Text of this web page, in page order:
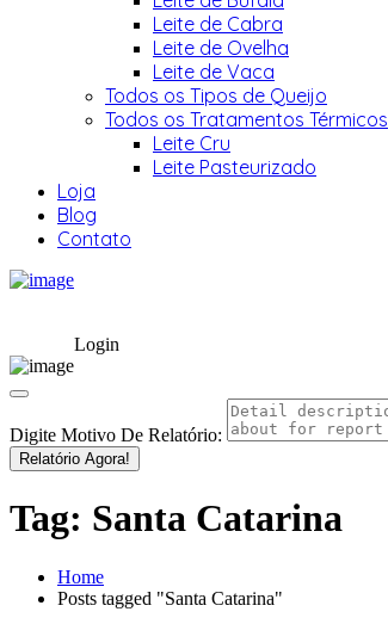
Leite de Cabra
Leite de Ovelha
Leite de Vaca
Todos os Tipos de Queijo
Todos os Tratamentos Térmicos
Leite Cru
Leite Pasteurizado
Loja
Blog
Contato
Login
Digite Motivo De Relatório:
Relatório Agora!
Tag: Santa Catarina
Home
Posts tagged "Santa Catarina"